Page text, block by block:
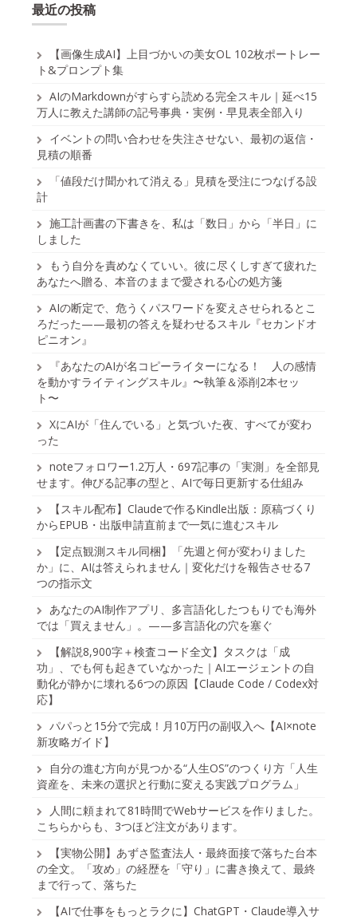
最近の投稿
【画像生成AI】上目づかいの美女OL 102枚ポートレー
ト&プロンプト集
AIのMarkdownがすらすら読める完全スキル｜延べ15
万人に教えた講師の記号事典・実例・早見表全部入り
イベントの問い合わせを失注させない、最初の返信・
見積の順番
「値段だけ聞かれて消える」見積を受注につなげる設
計
施工計画書の下書きを、私は「数日」から「半日」に
しました
もう自分を責めなくていい。彼に尽くしすぎて疲れた
あなたへ贈る、本音のままで愛される心の処方箋
AIの断定で、危うくパスワードを変えさせられるとこ
ろだった——最初の答えを疑わせるスキル『セカンドオ
ピニオン』
『あなたのAIが名コピーライターになる！ 人の感情
を動かすライティングスキル』〜執筆＆添削2本セッ
ト〜
XにAIが「住んでいる」と気づいた夜、すべてが変わ
った
noteフォロワー1.2万人・697記事の「実測」を全部見
せます。伸びる記事の型と、AIで毎日更新する仕組み
【スキル配布】Claudeで作るKindle出版：原稿づくり
からEPUB・出版申請直前まで一気に進むスキル
【定点観測スキル同梱】「先週と何が変わりました
か」に、AIは答えられません｜変化だけを報告させる7
つの指示文
あなたのAI制作アプリ、多言語化したつもりでも海外
では「買えません」。——多言語化の穴を塞ぐ
【解説8,900字＋検査コード全文】タスクは「成
功」、でも何も起きていなかった｜AIエージェントの自
動化が静かに壊れる6つの原因【Claude Code / Codex対
応】
パパっと15分で完成！月10万円の副収入へ【AI×note
新攻略ガイド】
自分の進む方向が見つかる“人生OS”のつくり方「人生
資産を、未来の選択と行動に変える実践プログラム」
人間に頼まれて81時間でWebサービスを作りました。
こちらからも、3つほど注文があります。
【実物公開】あずさ監査法人・最終面接で落ちた台本
の全文。「攻め」の経歴を「守り」に書き換えて、最終
まで行って、落ちた
【AIで仕事をもっとラクに】ChatGPT・Claude導入サ